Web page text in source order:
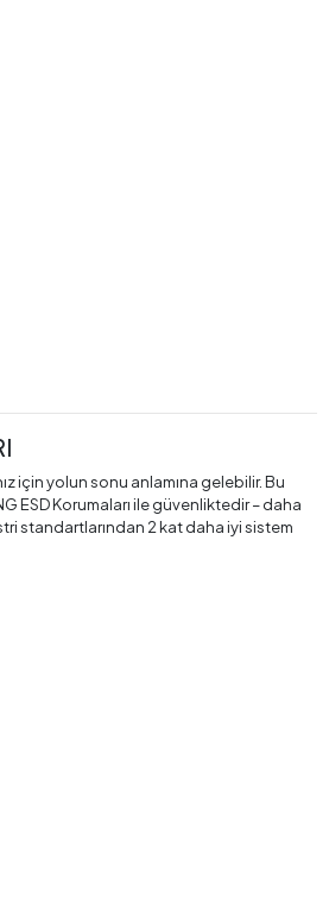
için yolun sonu anlamına gelebilir. Bu
ESD Korumaları ile güvenliktedir – daha
standartlarından 2 kat daha iyi sistem